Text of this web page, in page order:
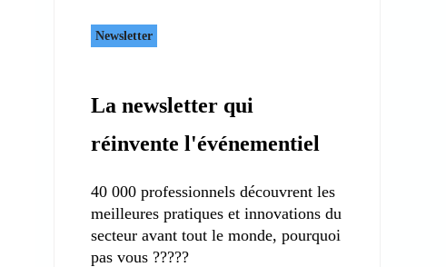
Newsletter
La newsletter qui
réinvente l'événementiel
40 000 professionnels découvrent les
meilleures pratiques et innovations du
secteur avant tout le monde, pourquoi
pas vous ?????